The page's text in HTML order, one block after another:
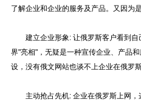
了解企业和企业的服务及产品。又因为
建立企业形象: 让俄罗斯客户看到自
界"亮相"，无疑是一种宣传企业、产品
设，没有俄文网站也谈不上企业在俄罗
主动抢占先机: 企业在俄罗斯上网，